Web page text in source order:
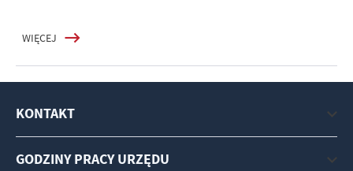
WIĘCEJ
KONTAKT
GODZINY PRACY URZĘDU